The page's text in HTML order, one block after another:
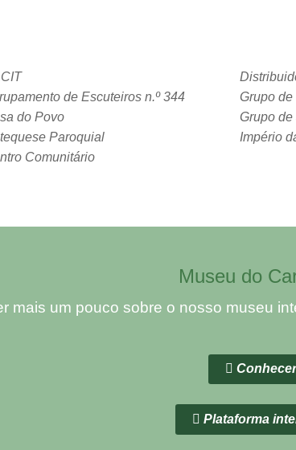
de Escuteiros n.º 344
do Povo
Paroquial
Comunitário
Grupo
Grupo
Império
Museu do
mais um pouco sobre o nosso museu
Conhecer
Plataforma